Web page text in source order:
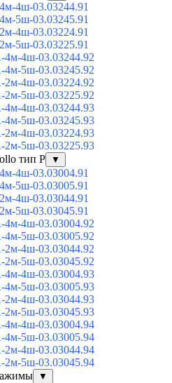
4ш-03.03244.91
5ш-03.03245.91
4ш-03.03224.91
5ш-03.03225.91
4м-4ш-03.03244.92
4м-5ш-03.03245.92
2м-4ш-03.03224.92
2м-5ш-03.03225.92
4м-4ш-03.03244.93
4м-5ш-03.03245.93
2м-4ш-03.03224.93
2м-5ш-03.03225.93
тип Р
▼
4ш-03.03004.91
5ш-03.03005.91
4ш-03.03044.91
5ш-03.03045.91
4м-4ш-03.03004.92
4м-5ш-03.03005.92
2м-4ш-03.03044.92
2м-5ш-03.03045.92
4м-4ш-03.03004.93
4м-5ш-03.03005.93
2м-4ш-03.03044.93
2м-5ш-03.03045.93
4м-4ш-03.03004.94
4м-5ш-03.03005.94
2м-4ш-03.03044.94
2м-5ш-03.03045.94
▼